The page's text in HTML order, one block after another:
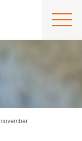
november